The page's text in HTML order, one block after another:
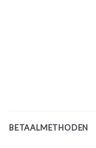
BETAALMETHODEN